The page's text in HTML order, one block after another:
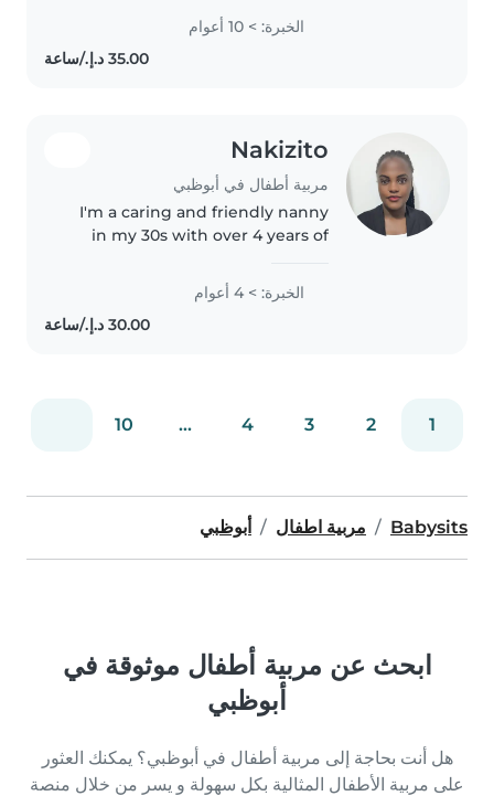
a parent myself, I bring patience,
warmth, and a playful spirit to
every family I work with. I'm..
الخبرة: > 10 أعوام
Nakizito
مربية أطفال في أبوظبي
I'm a caring and friendly nanny
in my 30s with over 4 years of
toddlers and babies. I'm
comfortable with pets and light
chores, and I love engaging
الخبرة: > 4 أعوام
1
2
3
4
...
10
Babysits مربية اطفال أبوظبي
ابحث عن مربية أطفال موثوقة في
أبوظبي
هل أنت بحاجة إلى مربية أطفال في أبوظبي؟ يمكنك العثور
على مربية الأطفال المثالية بكل سهولة و يسر من خلال منصة